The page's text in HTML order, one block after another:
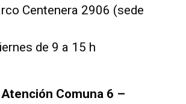
Centenera 2906 (sede
de 9 a 15 h
Comuna 6 –